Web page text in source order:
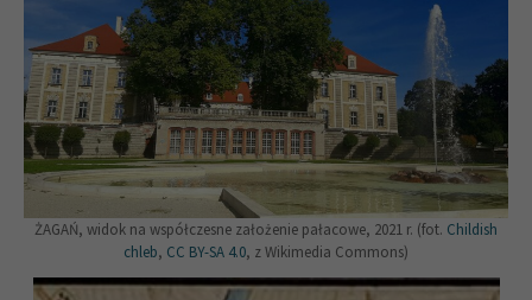
ŻAGAŃ, widok na współczesne założenie pałacowe, 2021 r. (fot. Childish
chleb, CC BY-SA 4.0, z Wikimedia Commons)